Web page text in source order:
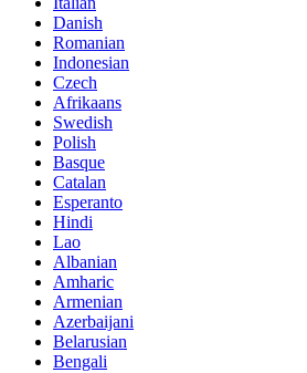
Danish
Romanian
Indonesian
Czech
Afrikaans
Swedish
Polish
Basque
Catalan
Esperanto
Hindi
Lao
Albanian
Amharic
Armenian
Azerbaijani
Belarusian
Bengali